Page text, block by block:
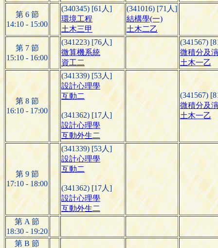
第 6 節
14:10 - 15:00
(340345) [61人]
環境工程
土木三甲
(341016) [71人]
結構學(一)
土木二乙
第 7 節
15:10 - 16:00
(341223) [76人]
微算機系統
資工二
(341567)
微積分及
土木一乙
第 8 節
16:10 - 17:00
(341339) [53人]
設計心理學
互動二
(341362) [17人]
設計心理學
互動外生二
(341567)
微積分及
土木一乙
第 9 節
17:10 - 18:00
(341339) [53人]
設計心理學
互動二
(341362) [17人]
設計心理學
互動外生二
第 A 節
18:30 - 19:20
第 B 節